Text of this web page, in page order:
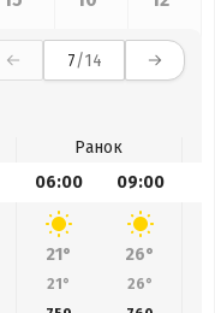
7/14
Ранок
06:00 09:00
21° 26°
21° 26°